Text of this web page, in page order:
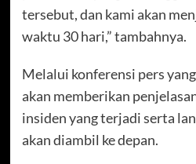
tersebut, dan kami akan
waktu 30 hari,” tambahnya.
Melalui konferensi pers
akan memberikan
insiden yang terjadi serta
akan diambil ke depan.